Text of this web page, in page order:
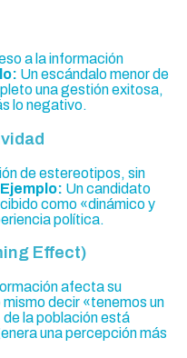
a la información
Un escándalo menor de
una gestión exitosa,
lo negativo.
de estereotipos, sin
Ejemplo: Un candidato
como «dinámico y
política.
Effect)
afecta su
mismo decir «tenemos un
la población está
una percepción más